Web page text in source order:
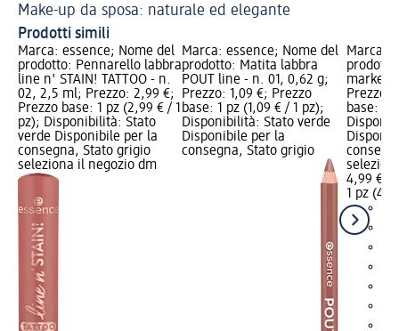
Make-up da sposa: naturale ed elegante
Prodotti simili
Marca: essence; Nome del
prodotto: Pennarello labbra
line n' STAIN! TATTOO - n.
02, 2,5 ml; Prezzo: 2,99 €;
Prezzo base: 1 pz (2,99 € / 1
pz); Disponibilità: Stato
verde Disponibile per la
consegna, Stato grigio
seleziona il negozio dm
Marca: essence; Nome del
prodotto: Matita labbra
POUT line - n. 01, 0,62 g;
Prezzo: 1,09 €; Prezzo
base: 1 pz (1,09 € / 1 pz);
Disponibilità: Stato verde
Disponibile per la
consegna, Stato grigio
Marca:
marker
Prezzo:
base: 1
4,99 €
1 pz